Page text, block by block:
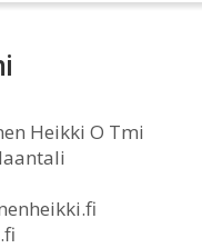
Heikki O Tmi